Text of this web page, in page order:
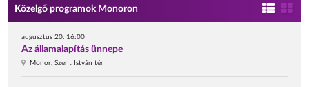
Közelgő programok Monoron
augusztus 20. 16:00
Az államalapítás ünnepe
Monor, Szent István tér